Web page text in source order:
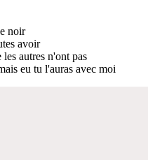
noir
avoir
autres n'ont pas
eu tu l'auras avec moi